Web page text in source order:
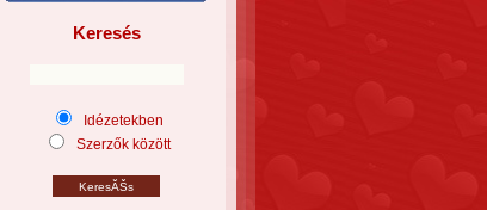
Keresés
Idézetekben
Szerzők között